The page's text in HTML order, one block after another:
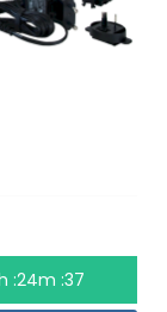
:24m :36